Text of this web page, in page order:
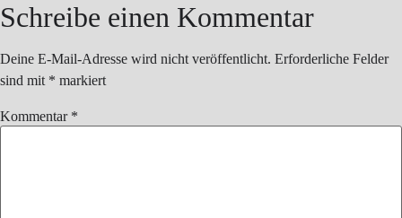
Schreibe einen Kommentar
Deine E-Mail-Adresse wird nicht veröffentlicht. Erforderliche Felder
sind mit * markiert
Kommentar *